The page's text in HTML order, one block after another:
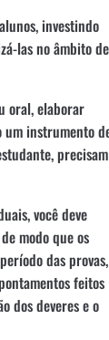
investindo
las no âmbito de
oral, elaborar
um instrumento
precisam
você deve
modo que os
das provas,
feitos
dos deveres e o